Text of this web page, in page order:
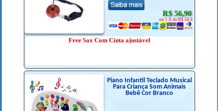
R$ 56,90
ou 1 X de R$ 56.9
Free Sax Com Cinta ajustável
Piano Infantil Teclado Musical
Para Criança Som Animais
Bebê Cor Branco